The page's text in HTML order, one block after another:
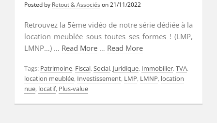
Posted by Retout & Associés on21/11/2022
Retrouvez la 5ème vidéo de notre série dédiée à la
location meublée sous toutes ses formes ! (LMP,
LMNP…) … Read More … Read More
Tags: Patrimoine, Fiscal,Social, Juridique, Immobilier,TVA,
location meublée, Investissement, LMP, LMNP, location
nue, locatif, Plus-value